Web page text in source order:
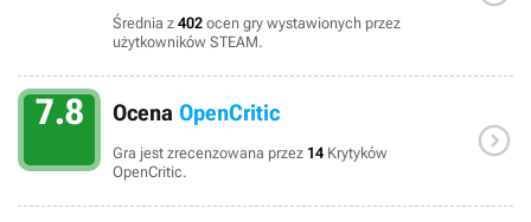
Średnia z 402 ocen gry wystawionych przez
użytkowników STEAM.
7.8 Ocena OpenCritic
Gra jest zrecenzowana przez 14 Krytyków
OpenCritic.
